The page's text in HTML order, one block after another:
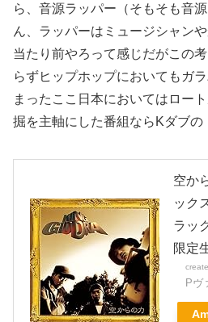
ら、音源ラッパー（そもそも音
ん、ラッパーはミュージシャン
当たり前やろって感じだがこの
らずヒップホップにおいてもガ
まったここ日本においてはロー
掘を主軸にした番組ならKダブの
空か
ック
ラッ
限定
Pヴ